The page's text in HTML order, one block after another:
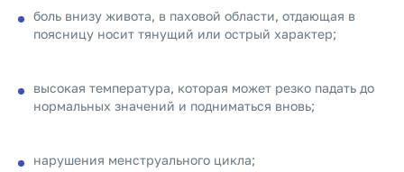
боль внизу живота, в паховой области, отдающая в
поясницу носит тянущий или острый характер;
высокая температура, которая может резко падать до
нормальных значений и подниматься вновь;
нарушения менструального цикла;